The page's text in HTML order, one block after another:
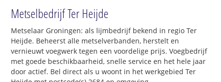
Metselbedrijf Ter Heijde
Metselaar Groningen: als lijmbedrijf bekend in regio Ter
Heijde. Beheerst alle metselverbanden, herstelt en
vernieuwt voegwerk tegen een voordelige prijs. Voegbedrijf
met goede beschikbaarheid, snelle service en het hele jaar
door actief. Bel direct als u woont in het werkgebied Ter